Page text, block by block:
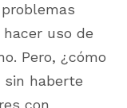
uso de
Pero, ¿cómo
sin haberte